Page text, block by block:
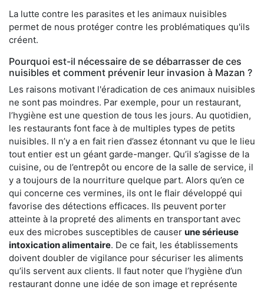
La lutte contre les parasites et les animaux nuisibles
permet de nous protéger contre les problématiques qu'ils
créent.
Pourquoi est-il nécessaire de se débarrasser de ces
nuisibles et comment prévenir leur invasion à Mazan ?
Les raisons motivant l'éradication de ces animaux nuisibles
ne sont pas moindres. Par exemple, pour un restaurant,
l’hygiène est une question de tous les jours. Au quotidien,
les restaurants font face à de multiples types de petits
nuisibles. Il n’y a en fait rien d’assez étonnant vu que le lieu
tout entier est un géant garde-manger. Qu’il s’agisse de la
cuisine, ou de l’entrepôt ou encore de la salle de service, il
y a toujours de la nourriture quelque part. Alors qu’en ce
qui concerne ces vermines, ils ont le flair développé qui
favorise des détections efficaces. Ils peuvent porter
atteinte à la propreté des aliments en transportant avec
eux des microbes susceptibles de causer une sérieuse
intoxication alimentaire. De ce fait, les établissements
doivent doubler de vigilance pour sécuriser les aliments
qu’ils servent aux clients. Il faut noter que l’hygiène d’un
restaurant donne une idée de son image et représente